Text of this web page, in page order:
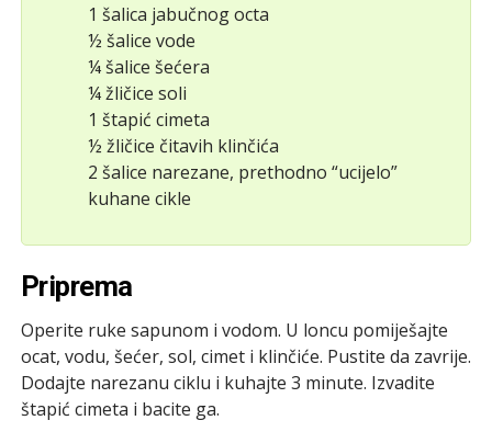
1 šalica jabučnog octa
½ šalice vode
¼ šalice šećera
¼ žličice soli
1 štapić cimeta
½ žličice čitavih klinčića
2 šalice narezane, prethodno “ucijelo”
kuhane cikle
Priprema
Operite ruke sapunom i vodom. U loncu pomiješajte
ocat, vodu, šećer, sol, cimet i klinčiće. Pustite da zavrije.
Dodajte narezanu ciklu i kuhajte 3 minute. Izvadite
štapić cimeta i bacite ga.